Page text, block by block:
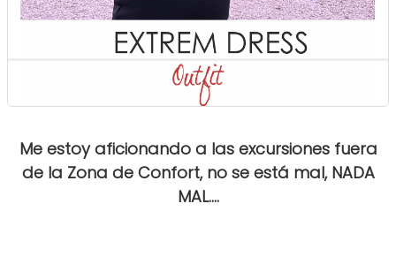
Me estoy aficionando a las excursiones fuera
de la Zona de Confort, no se está mal, NADA
MAL....